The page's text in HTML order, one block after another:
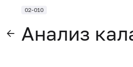
02-010
Анализ